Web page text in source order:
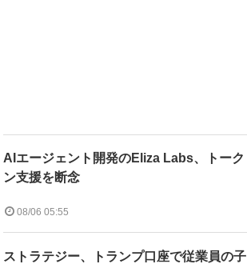
AIエージェント開発のEliza Labs、トーク
ン支援を断念
08/06 05:55
ストラテジー、トランプ口座で従業員の子